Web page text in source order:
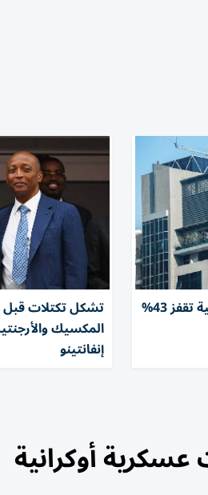
أرباح «إعمار للتطوير» النصفية تقفز 43% تشكل تكتلات قبل
المكسيك
إنفانتينو